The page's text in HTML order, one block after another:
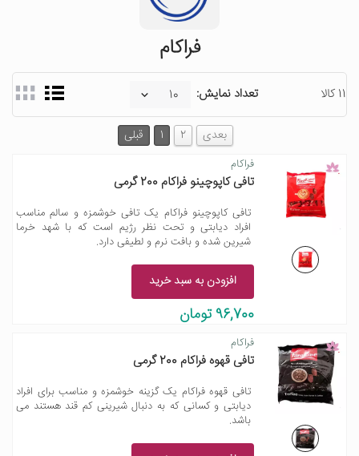
فراکام
11 کالا تعداد نمایش:
قبلی 1 2 بعدی
فراکام
تافی کاپوچینو فراکام 200 گرمی
تافی کاپوچینو فراکام یک تافی خوشمزه و سالم مناسب
افراد دیابتی و تحت نظر رژیم است که با شهد خرما
شیرین شده و بافت نرم و لطیفی دارد.
افزودن به سبد خرید
96,700 تومان
فراکام
تافی قهوه فراکام 200 گرمی
تافی قهوه فراکام یک گزینه خوشمزه و مناسب برای افراد
دیابتی و کسانی که به دنبال شیرینی کم‌ قند هستند می
باشد.